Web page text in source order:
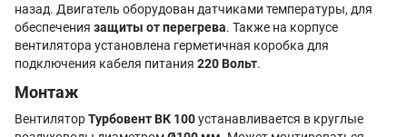
назад. Двигатель оборудован датчиками температуры, для
обеспечения защиты от перегрева. Также на корпусе
вентилятора установлена герметичная коробка для
подключения кабеля питания 220 Вольт.
Монтаж
ВентиляторТурбовент ВК 100устанавливается в круглые